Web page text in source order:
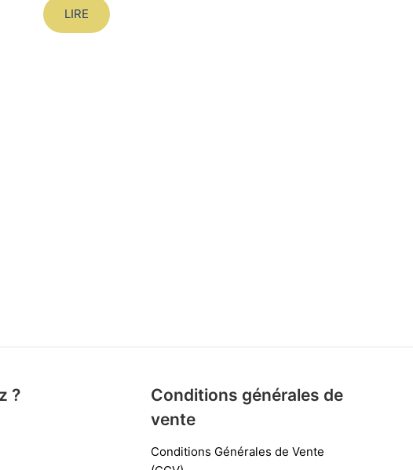
LIRE
?
Conditions générales de
vente
Conditions Générales de Vente